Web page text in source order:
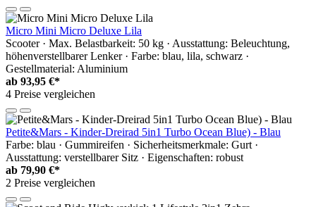
Micro Mini Micro Deluxe Lila
Scooter · Max. Belastbarkeit: 50 kg · Ausstattung: Beleuchtung,
höhenverstellbarer Lenker · Farbe: blau, lila, schwarz ·
Gestellmaterial: Aluminium
ab 93,95 €*
4 Preise vergleichen
Petite&Mars - Kinder-Dreirad 5in1 Turbo Ocean Blue) - Blau
Farbe: blau · Gummireifen · Sicherheitsmerkmale: Gurt ·
Ausstattung: verstellbarer Sitz · Eigenschaften: robust
ab 79,90 €*
2 Preise vergleichen